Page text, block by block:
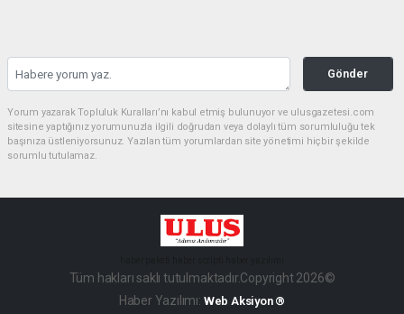
Gönder
Yorum yazarak Topluluk Kuralları’nı kabul etmiş bulunuyor ve ulusgazetesi.com
sitesine yaptığınız yorumunuzla ilgili doğrudan veya dolaylı tüm sorumluluğu tek
başınıza üstleniyorsunuz. Yazılan tüm yorumlardan site yönetimi hiçbir şekilde
sorumlu tutulamaz.
Tüm hakları saklı tutulmaktadır.Copyright 2026©
Haber Yazılımı: Web Aksiyon ®